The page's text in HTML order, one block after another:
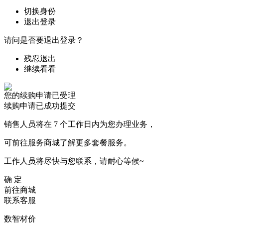
切换身份
退出登录
请问是否要退出登录？
残忍退出
继续看看
您的续购申请已受理
续购申请已成功提交
销售人员将在 7 个工作日内为您办理业务，
可前往服务商城了解更多套餐服务。
工作人员将尽快与您联系，请耐心等候~
确 定
前往商城
联系客服
数智材价